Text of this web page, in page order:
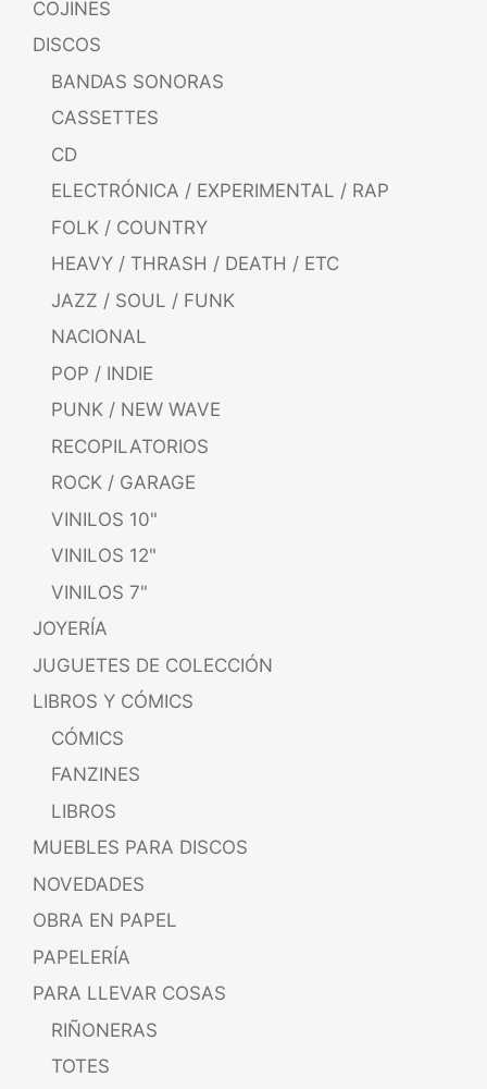
COJINES
DISCOS
BANDAS SONORAS
CASSETTES
CD
ELECTRÓNICA / EXPERIMENTAL / RAP
FOLK / COUNTRY
HEAVY / THRASH / DEATH / ETC
JAZZ / SOUL / FUNK
NACIONAL
POP / INDIE
PUNK / NEW WAVE
RECOPILATORIOS
ROCK / GARAGE
VINILOS 10"
VINILOS 12"
VINILOS 7"
JOYERÍA
JUGUETES DE COLECCIÓN
LIBROS Y CÓMICS
CÓMICS
FANZINES
LIBROS
MUEBLES PARA DISCOS
NOVEDADES
OBRA EN PAPEL
PAPELERÍA
PARA LLEVAR COSAS
RIÑONERAS
TOTES